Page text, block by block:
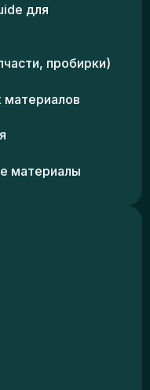
для
пробирки)
материалов
материалы